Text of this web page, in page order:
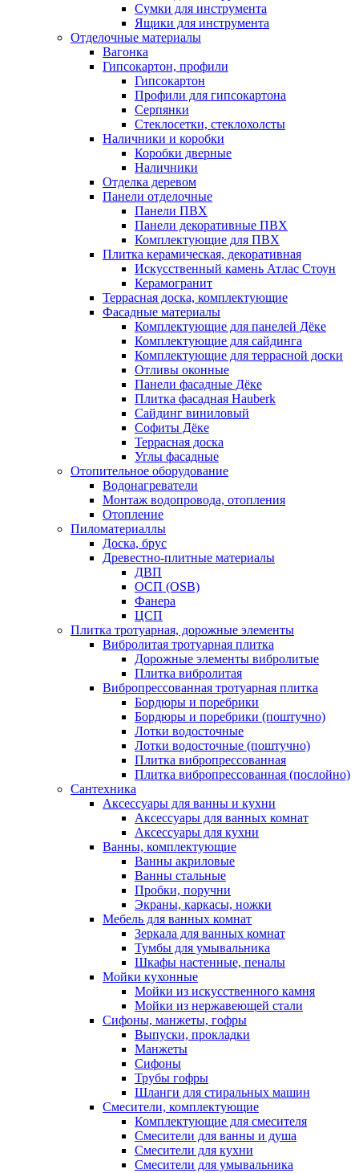
Сумки для инструмента
Ящики для инструмента
Отделочные материалы
Вагонка
Гипсокартон, профили
Гипсокартон
Профили для гипсокартона
Серпянки
Стеклосетки, стеклохолсты
Наличники и коробки
Коробки дверные
Наличники
Отделка деревом
Панели отделочные
Панели ПВХ
Панели декоративные ПВХ
Комплектующие для ПВХ
Плитка керамическая, декоративная
Искусственный камень Атлас Стоун
Керамогранит
Террасная доска, комплектующие
Фасадные материалы
Комплектующие для панелей Дёке
Комплектующие для сайдинга
Комплектующие для террасной доски
Отливы оконные
Панели фасадные Дёке
Плитка фасадная Hauberk
Сайдинг виниловый
Софиты Дёке
Террасная доска
Углы фасадные
Отопительное оборудование
Водонагреватели
Монтаж водопровода, отопления
Отопление
Пиломатериаллы
Доска, брус
Древестно-плитные материалы
ДВП
ОСП (OSB)
Фанера
ЦСП
Плитка тротуарная, дорожные элементы
Вибролитая тротуарная плитка
Дорожные элементы вибролитые
Плитка вибролитая
Вибропрессованная тротуарная плитка
Бордюры и поребрики
Бордюры и поребрики (поштучно)
Лотки водосточные
Лотки водосточные (поштучно)
Плитка вибропрессованная
Плитка вибропрессованная (послойно)
Сантехника
Аксессуары для ванны и кухни
Аксессуары для ванных комнат
Аксессуары для кухни
Ванны, комплектующие
Ванны акриловые
Ванны стальные
Пробки, поручни
Экраны, каркасы, ножки
Мебель для ванных комнат
Зеркала для ванных комнат
Тумбы для умывальника
Шкафы настенные, пеналы
Мойки кухонные
Мойки из искусственного камня
Мойки из нержавеющей стали
Сифоны, манжеты, гофры
Выпуски, прокладки
Манжеты
Сифоны
Трубы гофры
Шланги для стиральных машин
Смесители, комплектующие
Комплектующие для смесителя
Смесители для ванны и душа
Смесители для кухни
Смесители для умывальника